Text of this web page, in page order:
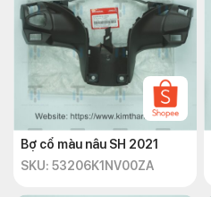
Bợ cổ màu nâu SH 2021
SKU: 53206K1NV00ZA